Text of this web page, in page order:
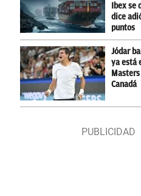
Ibex se
dice
puntos
Jódar
ya está
Canadá